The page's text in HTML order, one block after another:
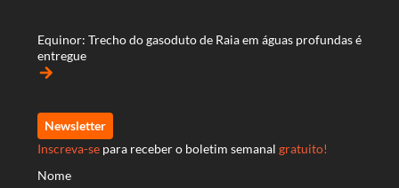
Equinor: Trecho do gasoduto de Raia em águas profundas é
entregue
arrow_forward
Newsletter
Inscreva-se para receber o boletim semanal gratuito!
Nome